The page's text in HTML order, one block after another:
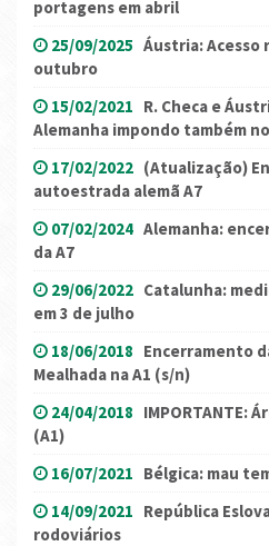
portagens em abril
25/09/2025 Áustria:
outubro
15/02/2021 R. Checa e
Alemanha impondo também
17/02/2022 (Atualização)
autoestrada alemã A7
07/02/2024 Alemanha:
da A7
29/06/2022 Catalunha:
em 3 de julho
18/06/2018 Encerramento
Mealhada na A1 (s/n)
24/04/2018 IMPORTANTE:
(A1)
16/07/2021 Bélgica: mau
14/09/2021 República
rodoviários